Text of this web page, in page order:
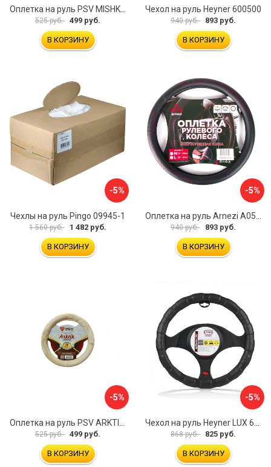
525 руб. 499 руб.
В КОРЗИНУ
Чехол на руль Heyner 600500
940 руб. 893 руб.
В КОРЗИНУ
-5%
Чехлы на руль Pingo 09945-1
1 560 руб. 1 482 руб.
В КОРЗИНУ
-5%
940 руб. 893 руб.
В КОРЗИНУ
-5%
525 руб. 499 руб.
В КОРЗИНУ
-5%
868 руб. 825 руб.
В КОРЗИНУ